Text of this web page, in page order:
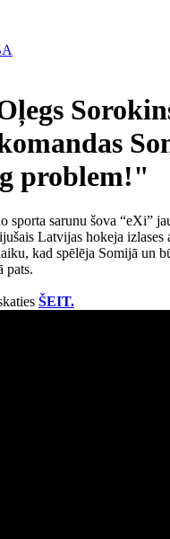
problem!"
sporta sarunu šova “eXi”
Latvijas hokeja izlases
kad spēlēja Somijā un
pats.
ŠEIT.